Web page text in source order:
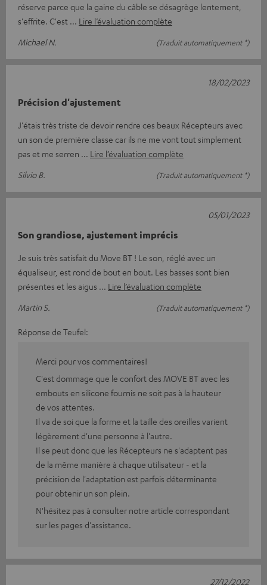
réserve parce que la gaine du câble se désagrège lentement,
s'effrite. C'est
Lire l’évaluation complète
Michael N.
(Traduit automatiquement *)
Précision d'ajustement
J'étais très triste de devoir rendre ces beaux Récepteurs avec
un son de première classe car ils ne me vont tout simplement
pas et me serren
Lire l’évaluation complète
Silvio B.
(Traduit automatiquement *)
18/02/2023
Son grandiose, ajustement imprécis
Je suis très satisfait du Move BT ! Le son, réglé avec un
équaliseur, est rond de bout en bout. Les basses sont bien
présentes et les aigus
Lire l’évaluation complète
Martin S.
(Traduit automatiquement *)
05/01/2023
Réponse de Teufel:
Merci pour vos commentaires!
C'est dommage que le confort des MOVE BT avec les
embouts en silicone fournis ne soit pas à la hauteur
de vos attentes.
Il va de soi que la forme et la taille des oreilles varient
légèrement d'une personne à l'autre.
Il se peut donc que les Récepteurs ne s'adaptent pas
de la même manière à chaque utilisateur - et la
précision de l'adaptation est parfois déterminante
pour obtenir un son plein.
N'hésitez pas à consulter notre article correspondant
sur les pages d'assistance.
27/12/2022